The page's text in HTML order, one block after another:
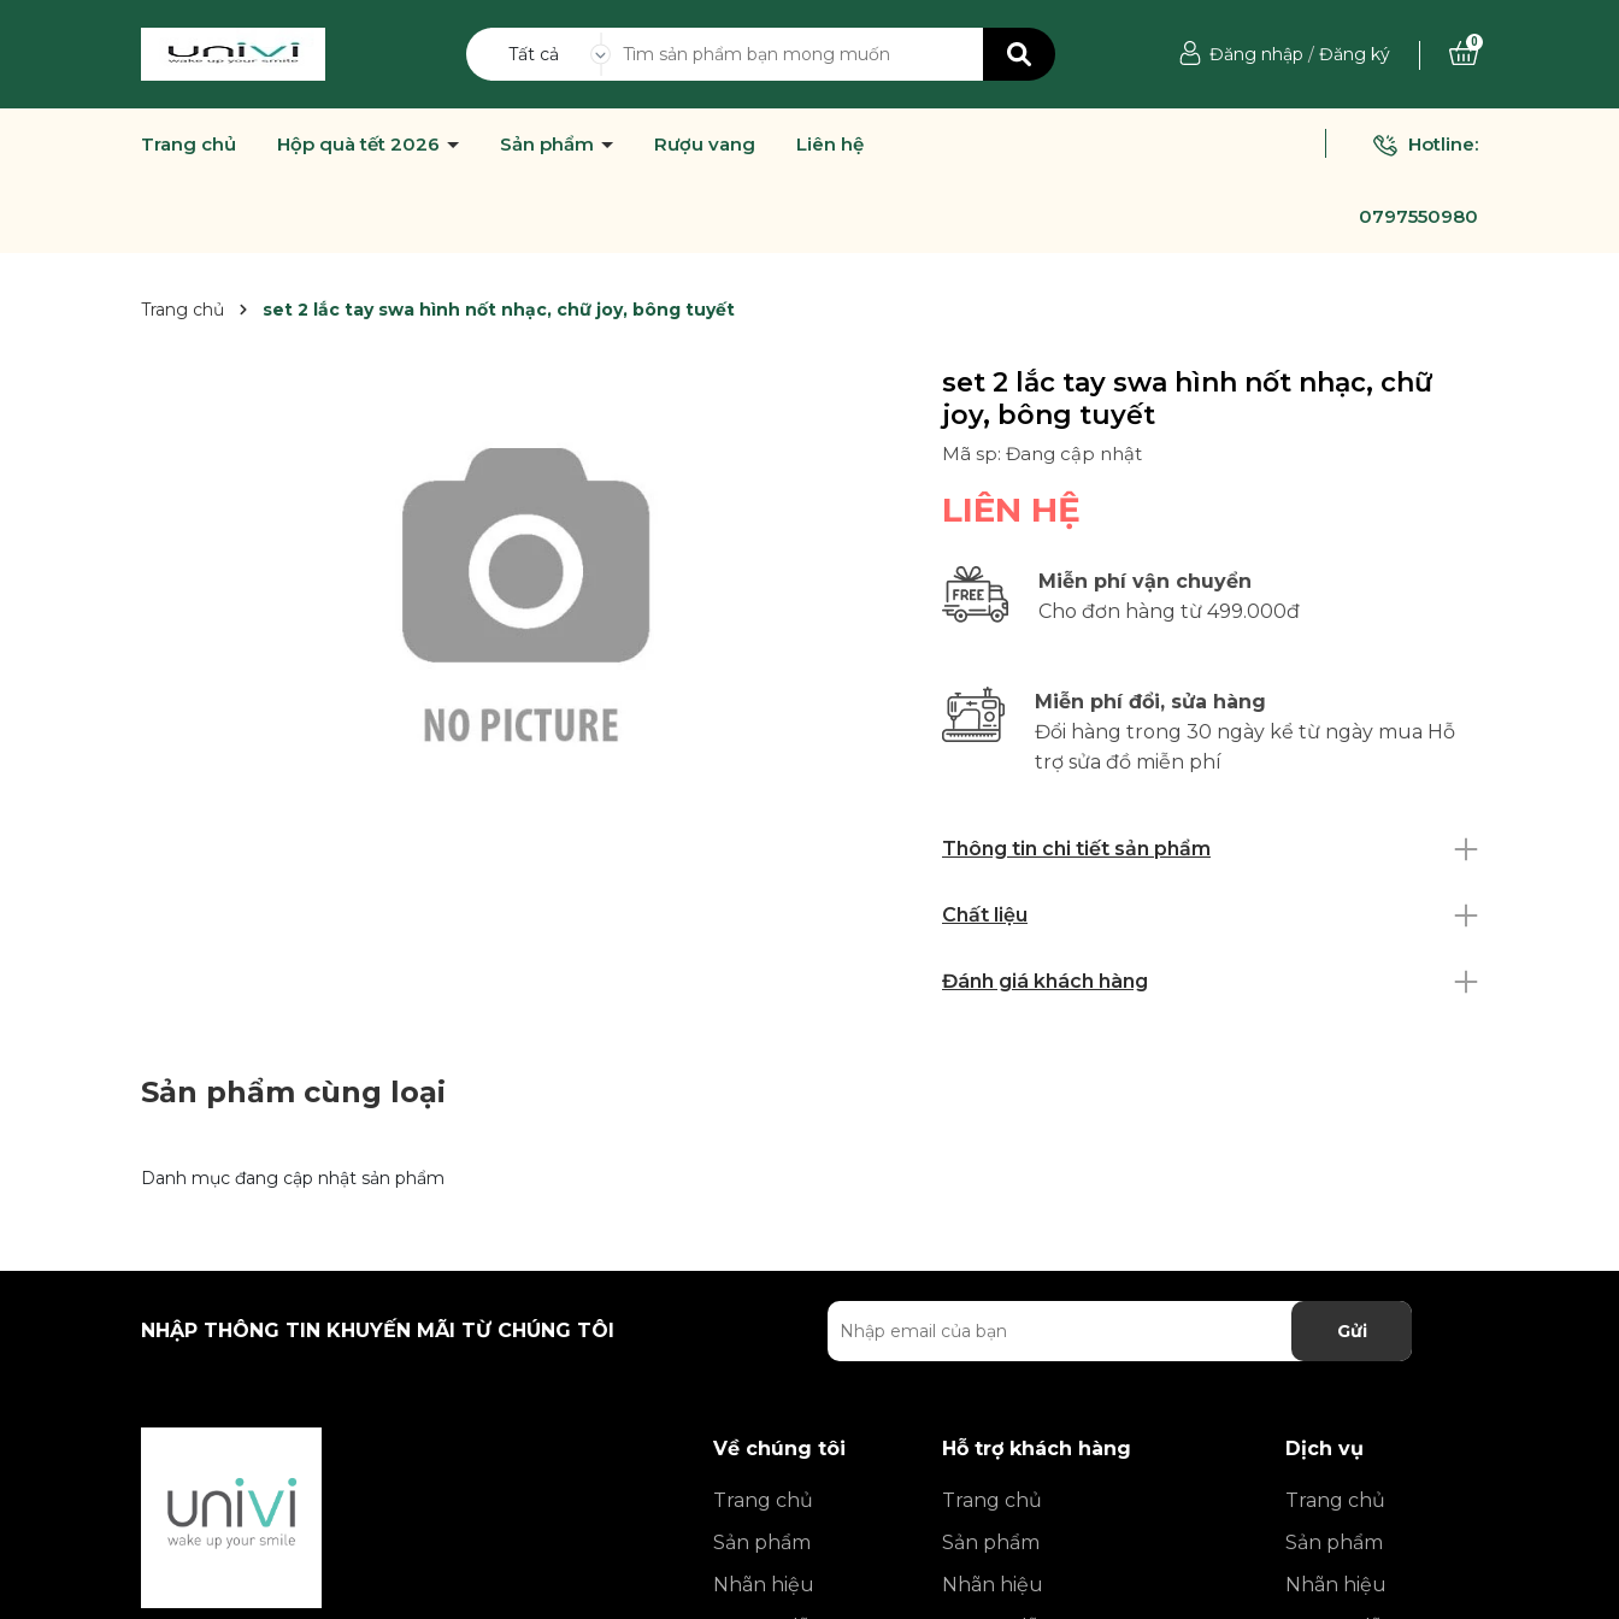
Tất cả Đăng nhập / Đăng ký
0
Trang chủ Hộp quà tết 2026 Sản phẩm Rượu vang Liên hệ Hotline:
0797550980
Trang chủ set 2 lắc tay swa hình nốt nhạc, chữ joy, bông tuyết
set 2 lắc tay swa hình nốt nhạc, chữ
joy, bông tuyết
Mã sp: Đang cập nhật
LIÊN HỆ
Miễn phí vận chuyển
Cho đơn hàng từ 499.000đ
Miễn phí đổi, sửa hàng
Đổi hàng trong 30 ngày kể từ ngày mua Hỗ
trợ sửa đồ miễn phí
Thông tin chi tiết sản phẩm
Chất liệu
Đánh giá khách hàng
Sản phẩm cùng loại
Danh mục đang cập nhật sản phẩm
NHẬP THÔNG TIN KHUYẾN MÃI TỪ CHÚNG TÔI Gửi
Về chúng tôi
Trang chủ
Sản phẩm
Nhãn hiệu
Hỗ trợ khách hàng
Trang chủ
Sản phẩm
Nhãn hiệu
Dịch vụ
Trang chủ
Sản phẩm
Nhãn hiệu